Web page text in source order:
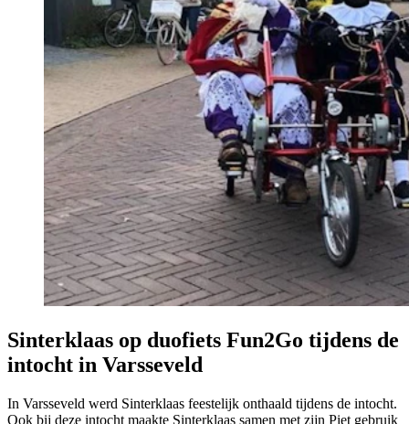
Sinterklaas op duofiets Fun2Go tijdens de
intocht in Varsseveld
In Varsseveld werd Sinterklaas feestelijk onthaald tijdens de intocht.
Ook bij deze intocht maakte Sinterklaas samen met zijn Piet gebruik